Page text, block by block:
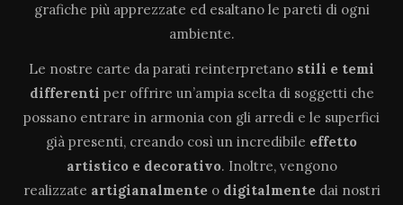
grafiche più apprezzate ed esaltano le pareti di ogni
ambiente.
Le nostre carte da parati reinterpretano stili e temi
differenti per offrire un’ampia scelta di soggetti che
possano entrare in armonia con gli arredi e le superfici
già presenti, creando così un incredibile effetto
artistico e decorativo. Inoltre, vengono
realizzate artigianalmenteo digitalmentedai nostri